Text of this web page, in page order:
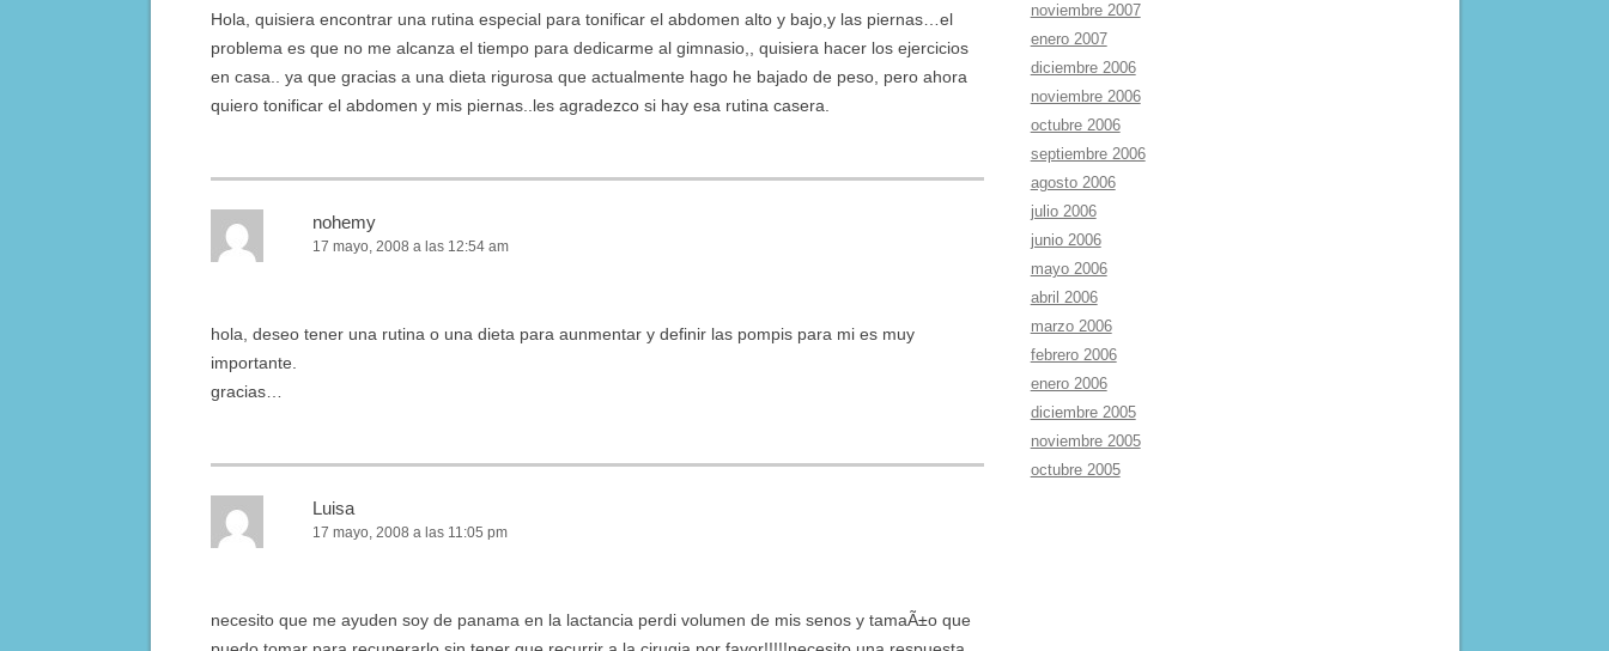
Hola, quisiera encontrar una rutina especial para tonificar el abdomen alto y bajo,y las piernas…el
problema es que no me alcanza el tiempo para dedicarme al gimnasio,, quisiera hacer los ejercicios
en casa.. ya que gracias a una dieta rigurosa que actualmente hago he bajado de peso, pero ahora
quiero tonificar el abdomen y mis piernas..les agradezco si hay esa rutina casera.
nohemy
17 mayo, 2008 a las 12:54 am
hola, deseo tener una rutina o una dieta para aunmentar y definir las pompis para mi es muy
importante.
gracias…
Luisa
17 mayo, 2008 a las 11:05 pm
necesito que me ayuden soy de panama en la lactancia perdi volumen de mis senos y tamaÃ±o que
noviembre 2007
enero 2007
diciembre 2006
noviembre 2006
octubre 2006
septiembre 2006
agosto 2006
julio 2006
junio 2006
mayo 2006
abril 2006
marzo 2006
febrero 2006
enero 2006
diciembre 2005
noviembre 2005
octubre 2005